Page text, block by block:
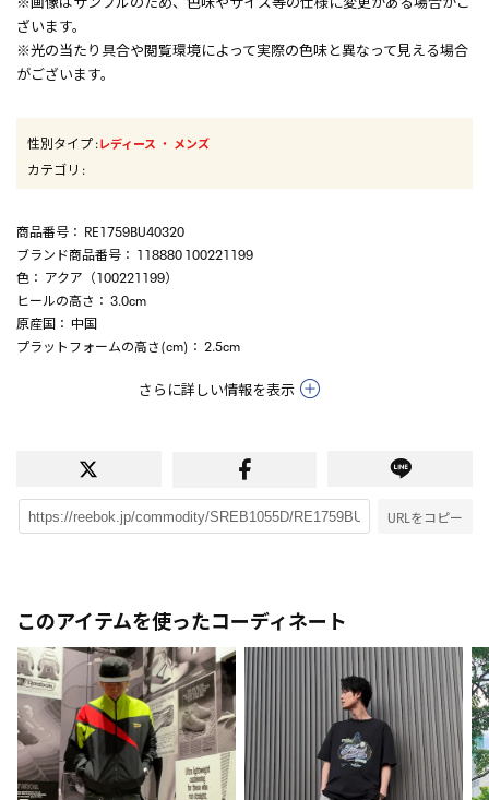
ざいます。
※光の当たり具合や閲覧環境によって実際の色味と異なって見える場合
がございます。
性別タイプ:レディース ・ メンズ
カテゴリ :
商品番号 ： RE1759BU40320
ブランド商品番号 ： 118880 100221199
色 ： アクア（100221199）
ヒールの高さ ： 3.0cm
原産国 ： 中国
プラットフォームの高さ(cm) ： 2.5cm
さらに詳しい情報を表示
URLをコピー
このアイテムを使ったコーディネート